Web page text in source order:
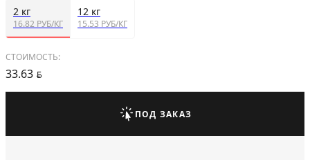
2 кг
16.82 РУБ/КГ
12 кг
15.53 РУБ/КГ
СТОИМОСТЬ:
33.63 BYN
ПОД ЗАКАЗ